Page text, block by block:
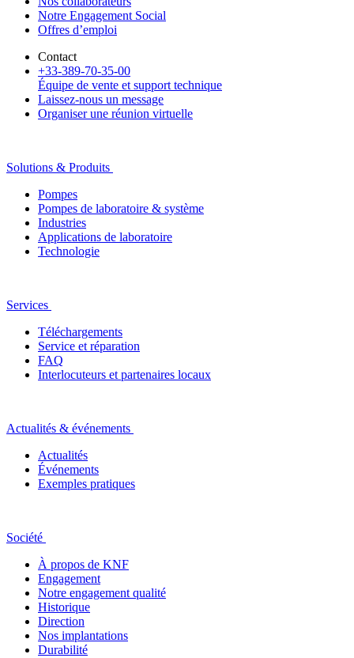
Notre Engagement Social
Offres d’emploi
Contact
+33-389-70-35-00
Équipe de vente et support technique
Laissez-nous un message
Organiser une réunion virtuelle
Solutions & Produits
Pompes
Pompes de laboratoire & système
Industries
Applications de laboratoire
Technologie
Services
Téléchargements
Service et réparation
FAQ
Interlocuteurs et partenaires locaux
Actualités & événements
Actualités
Événements
Exemples pratiques
Société
À propos de KNF
Engagement
Notre engagement qualité
Historique
Direction
Nos implantations
Durabilité